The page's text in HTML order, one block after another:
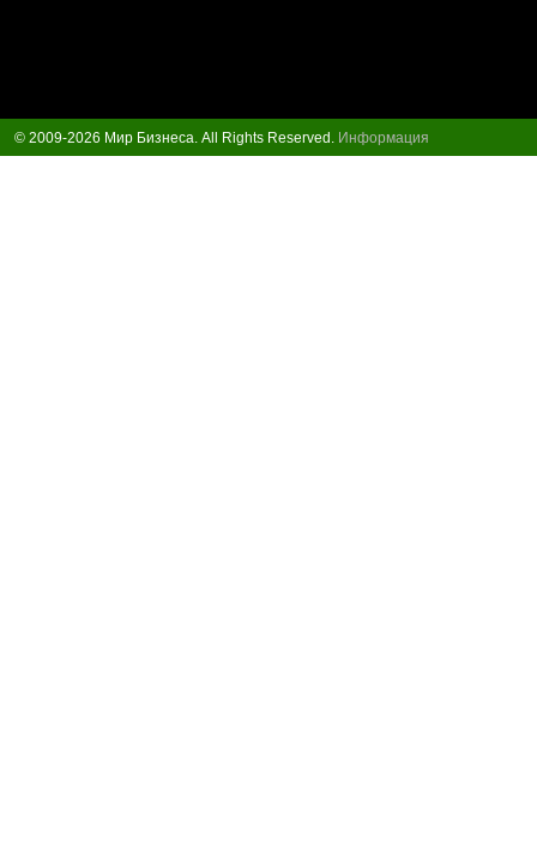
© 2009-2026 Мир Бизнеса. All Rights Reserved. Информация